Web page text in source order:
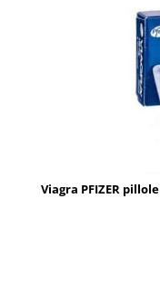
Viagra PFIZER pillole